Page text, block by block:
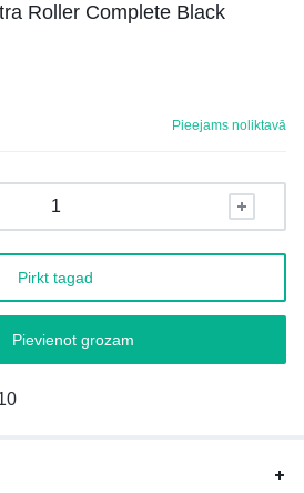
Roller Complete Black
Pieejams noliktavā
Pievienot grozam
Pirkt tagad